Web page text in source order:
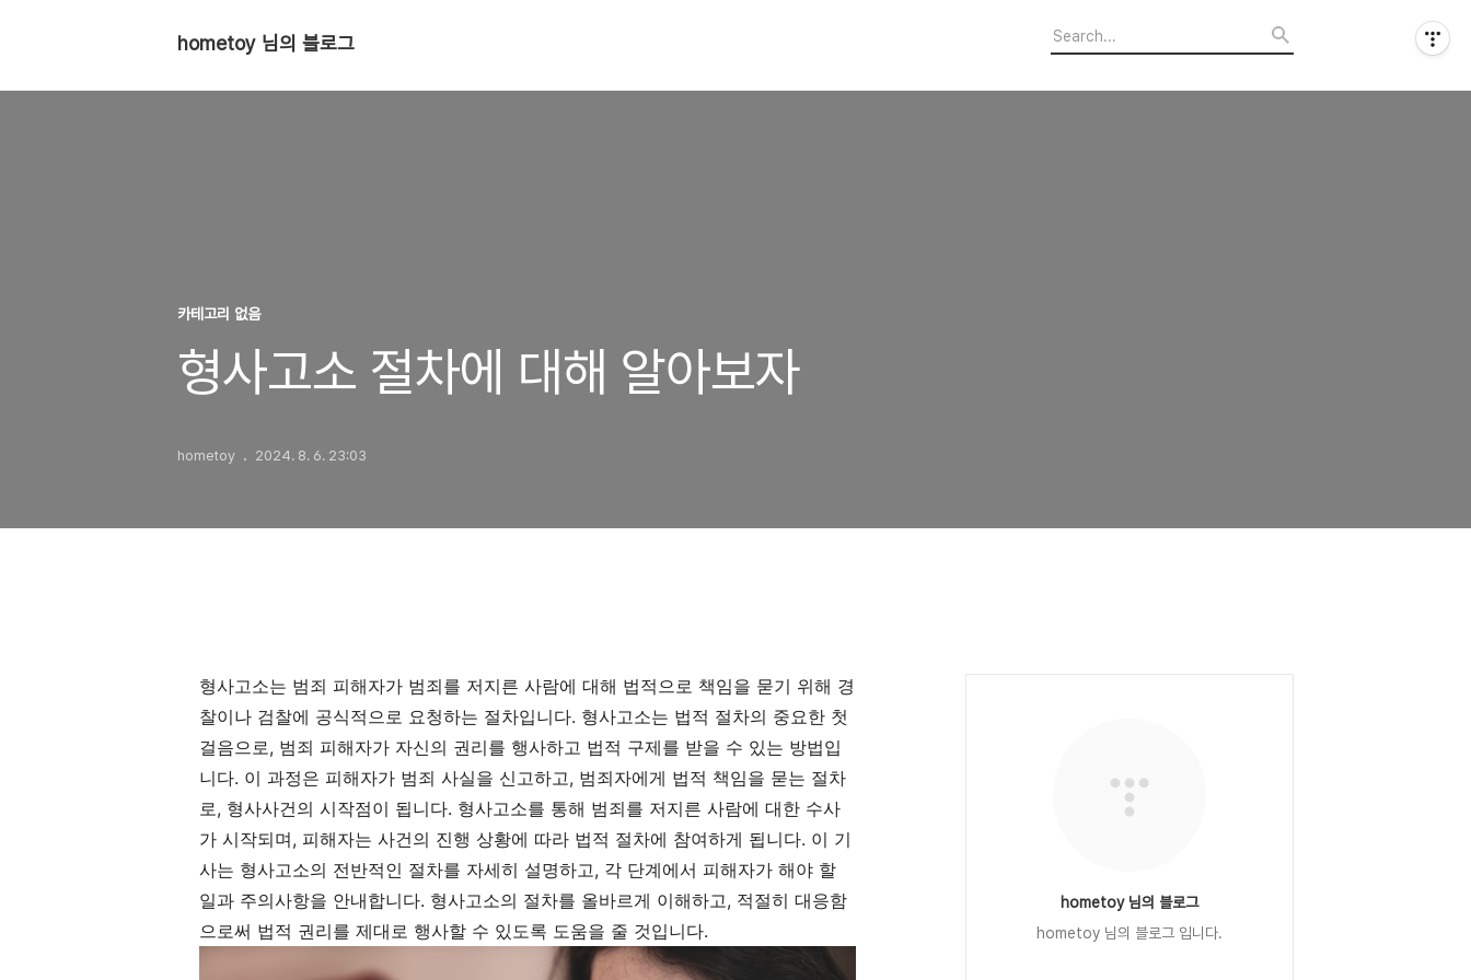
hometoy 님의 블로그
카테고리 없음
형사고소 절차에 대해 알아보자
hometoy 2024. 8. 6. 23:03
형사고소는 범죄 피해자가 범죄를 저지른 사람에 대해 법적으로 책임을 묻기 위해 경
찰이나 검찰에 공식적으로 요청하는 절차입니다. 형사고소는 법적 절차의 중요한 첫
걸음으로, 범죄 피해자가 자신의 권리를 행사하고 법적 구제를 받을 수 있는 방법입
니다. 이 과정은 피해자가 범죄 사실을 신고하고, 범죄자에게 법적 책임을 묻는 절차
로, 형사사건의 시작점이 됩니다. 형사고소를 통해 범죄를 저지른 사람에 대한 수사
가 시작되며, 피해자는 사건의 진행 상황에 따라 법적 절차에 참여하게 됩니다. 이 기
사는 형사고소의 전반적인 절차를 자세히 설명하고, 각 단계에서 피해자가 해야 할
일과 주의사항을 안내합니다. 형사고소의 절차를 올바르게 이해하고, 적절히 대응함
으로써 법적 권리를 제대로 행사할 수 있도록 도움을 줄 것입니다.
hometoy 님의 블로그
hometoy 님의 블로그 입니다.